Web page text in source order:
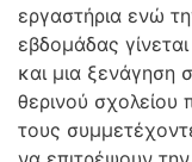
εργαστήρια ενώ
εβδομάδας
και μια ξενάγηση
θερινού σχολείου
τους